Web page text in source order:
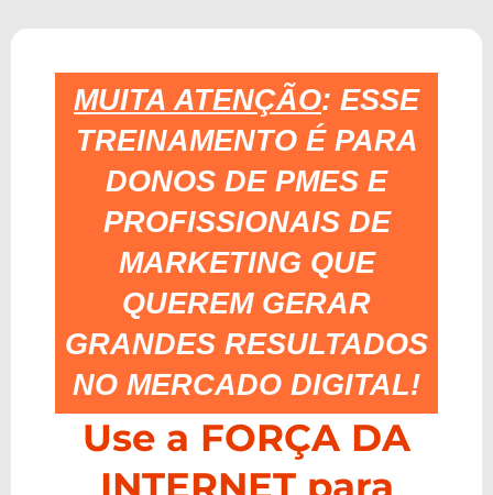
MUITA ATENÇÃO: ESSE
TREINAMENTO É PARA
DONOS DE PMES E
PROFISSIONAIS DE
MARKETING QUE
QUEREM GERAR
GRANDES RESULTADOS
NO MERCADO DIGITAL!
Use a FORÇA DA